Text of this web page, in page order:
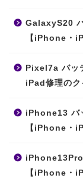
GalaxyS20
【iPhone・
Pixel7a バッ
iPad修理のク
iPhone13 バ
【iPhone・
【iPhone・